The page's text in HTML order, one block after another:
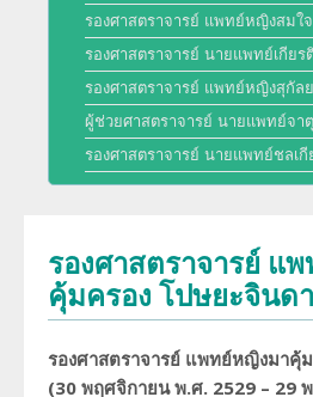
ประวัติหัวหน้าภาควิชา
ความภาคภูมิใจของภาควิชา
โครงสร้างภาควิชา/ฝ่ายรังสีวิทยา
งานด้านประกันคุณภาพ QA และ HA
โครงสร้างทางกายภาพ
บุคลากรของภาควิชา/ฝ่ายรังสีวิทยา
สาขารังสีวิทยาวินิจฉัย
สาขารังสีรักษาและมะเร็งวิทยา
สาขาเวชศาสตร์นิวเคลียร์
แพทย์ประจำบ้านต่อยอด
งานวิจัย
การบริการ
จริยธรรมการวิจัย
ผลงานหนัง
ความรู้สำหรับป
รองศาสตราจารย์ แพทย์หญิงสมใ
รองศาสตราจารย์ นายแพทย์เกีย
รองศาสตราจารย์ แพทย์หญิงสุกัลย
ผู้ช่วยศาสตราจารย์ นายแพทย์จา
รองศาสตราจารย์ นายแพทย์ชลเกี
รองศาสตราจารย์ แ
คุ้มครอง โปษยะจินดา
รองศาสตราจารย์ แพทย์หญิงมาคุ้
(30 พฤศจิกายน พ.ศ. 2529 – 29